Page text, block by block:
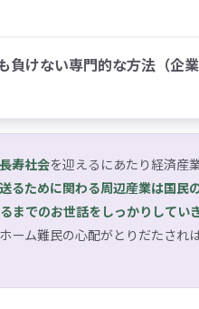
負けない専門的な方法（企
寿社会を迎えるにあたり経済産
るために関わる周辺産業は国民
までのお世話をしっかりしてい
ーム難民の心配がとりだたされ